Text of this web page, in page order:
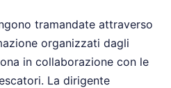
tramandate attraverso
organizzati dagli
in collaborazione con le
La dirigente